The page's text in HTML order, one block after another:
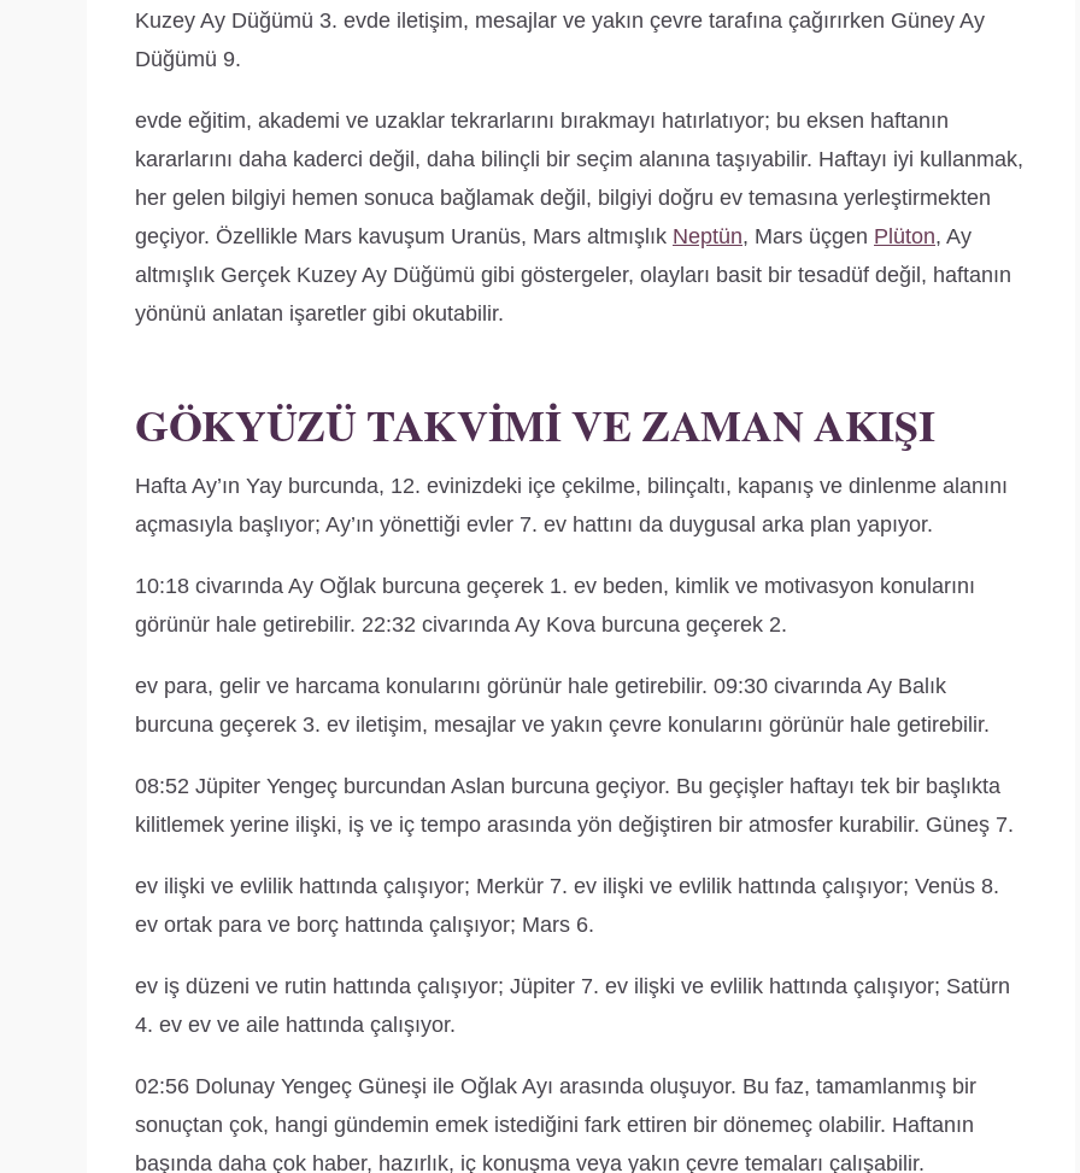
Kuzey Ay Düğümü 3. evde iletişim, mesajlar ve yakın çevre tarafına çağırırken Güney Ay
Düğümü 9.
evde eğitim, akademi ve uzaklar tekrarlarını bırakmayı hatırlatıyor; bu eksen haftanın
kararlarını daha kaderci değil, daha bilinçli bir seçim alanına taşıyabilir. Haftayı iyi kullanmak,
her gelen bilgiyi hemen sonuca bağlamak değil, bilgiyi doğru ev temasına yerleştirmekten
geçiyor. Özellikle Mars kavuşum Uranüs, Mars altmışlık Neptün, Mars üçgen Plüton, Ay
altmışlık Gerçek Kuzey Ay Düğümü gibi göstergeler, olayları basit bir tesadüf değil, haftanın
yönünü anlatan işaretler gibi okutabilir.
GÖKYÜZÜ TAKVIMI VE ZAMAN AKIŞI
Hafta Ay’ın Yay burcunda, 12. evinizdeki içe çekilme, bilinçaltı, kapanış ve dinlenme alanını
açmasıyla başlıyor; Ay’ın yönettiği evler 7. ev hattını da duygusal arka plan yapıyor.
10:18 civarında Ay Oğlak burcuna geçerek 1. ev beden, kimlik ve motivasyon konularını
görünür hale getirebilir. 22:32 civarında Ay Kova burcuna geçerek 2.
ev para, gelir ve harcama konularını görünür hale getirebilir. 09:30 civarında Ay Balık
burcuna geçerek 3. ev iletişim, mesajlar ve yakın çevre konularını görünür hale getirebilir.
08:52 Jüpiter Yengeç burcundan Aslan burcuna geçiyor. Bu geçişler haftayı tek bir başlıkta
kilitlemek yerine ilişki, iş ve iç tempo arasında yön değiştiren bir atmosfer kurabilir. Güneş 7.
ev ilişki ve evlilik hattında çalışıyor; Merkür 7. ev ilişki ve evlilik hattında çalışıyor; Venüs 8.
ev ortak para ve borç hattında çalışıyor; Mars 6.
ev iş düzeni ve rutin hattında çalışıyor; Jüpiter 7. ev ilişki ve evlilik hattında çalışıyor; Satürn
4. ev ev ve aile hattında çalışıyor.
02:56 Dolunay Yengeç Güneşi ile Oğlak Ayı arasında oluşuyor. Bu faz, tamamlanmış bir
sonuçtan çok, hangi gündemin emek istediğini fark ettiren bir dönemeç olabilir. Haftanın
başında daha çok haber, hazırlık, iç konuşma veya yakın çevre temaları çalışabilir.